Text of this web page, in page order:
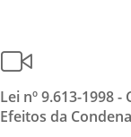
Lei nº 9.613-1998
Efeitos da